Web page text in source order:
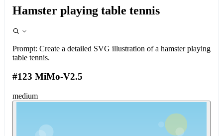
Hamster playing table tennis
Prompt: Create a detailed SVG illustration of a hamster playing
table tennis.
#123 MiMo-V2.5
medium